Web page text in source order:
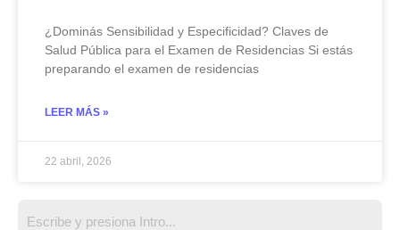
¿Dominás Sensibilidad y Especificidad? Claves de
Salud Pública para el Examen de Residencias Si estás
preparando el examen de residencias
LEER MÁS »
22 abril, 2026